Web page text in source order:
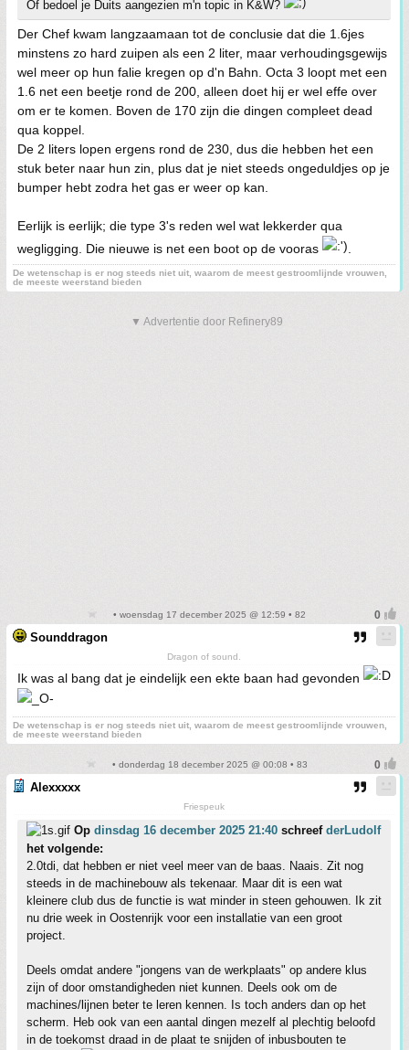
Of bedoel je Duits aangezien m'n topic in K&W?
Der Chef kwam langzaamaan tot de conclusie dat die 1.6jes
minstens zo hard zuipen als een 2 liter, maar verhoudingsgewijs
wel meer op hun falie kregen op d'n Bahn. Octa 3 loopt met een
1.6 net een beetje rond de 200, alleen doet hij er wel effe over
om er te komen. Boven de 170 zijn die dingen compleet dead
qua koppel.
De 2 liters lopen ergens rond de 230, dus die hebben het een
stuk beter naar hun zin, plus dat je niet steeds ongeduldjes op je
bumper hebt zodra het gas er weer op kan.
Eerlijk is eerlijk; die type 3's reden wel wat lekkerder qua
wegligging. Die nieuwe is net een boot op de vooras
De wetenschap is er nog steeds niet uit, waarom de meest gestroomlijnde vrouwen,
de meeste weerstand bieden
▼ Advertentie door Refinery89
• woensdag 17 december 2025 @ 12:59 • 82
Sounddragon
Dragon of sound.
Ik was al bang dat je eindelijk een ekte baan had gevonden
De wetenschap is er nog steeds niet uit, waarom de meest gestroomlijnde vrouwen,
de meeste weerstand bieden
• donderdag 18 december 2025 @ 00:08 • 83
Alexxxxx
Friespeuk
Op dinsdag 16 december 2025 21:40 schreef derLudolf
het volgende:
2.0tdi, dat hebben er niet veel meer van de baas. Naais. Zit nog
steeds in de machinebouw als tekenaar. Maar dit is een wat
kleinere club dus de functie is wat minder in steen gehouwen. Ik zit
nu drie week in Oostenrijk voor een installatie van een groot
project.
Deels omdat andere "jongens van de werkplaats" op andere klus
zijn of door omstandigheden niet kunnen. Deels ook om de
machines/lijnen beter te leren kennen. Is toch anders dan op het
scherm. Heb ook van een aantal dingen mezelf al plechtig beloofd
in de toekomst draad in de plaat te snijden of inbusbouten te